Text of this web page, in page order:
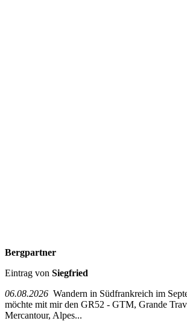
Bergpartner
Eintrag von Siegfried
06.08.2026 Wandern in Südfrankreich im
möchte mit mir den GR52 - GTM, Grande
Mercantour, Alpes...